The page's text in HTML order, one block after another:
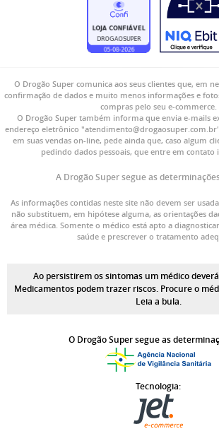
O Drogão Super comunica aos seus clientes que, em
confirmação de dados e muito menos informações e
compras pelo seu e-commerce.
O Drogão Super também informa que envia e-mails
endereço eletrônico
em suas vendas on-line, pede ainda que, caso algum
pedindo dados pessoais, que entre em contato
A Drogão Super segue as
As informações contidas neste site não devem ser
não substituem, em hipótese alguma, as orientações
área médica. Somente o médico está apto a
saúde e prescrever o tratamento
Ao persistirem os sintomas um médico
Medicamentos podem trazer riscos. Procure o
Leia a bula.
O Drogão Super segue as
Tecnologia: